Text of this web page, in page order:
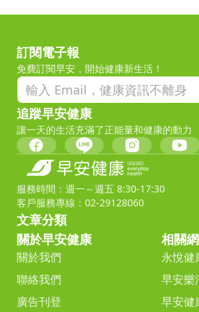
訂閱電子報
免費訂閱早安，開始健康新生活！
追蹤早安健康
讓一天的生活充滿了正能量和健康的動力
服務時間：週一～週五 8:30-17:30
客戶服務專線：02-29128060
文章分類
關於早安健康
關於我們
聯絡我們
廣告刊登
相關
永悅健
早安樂
早安健